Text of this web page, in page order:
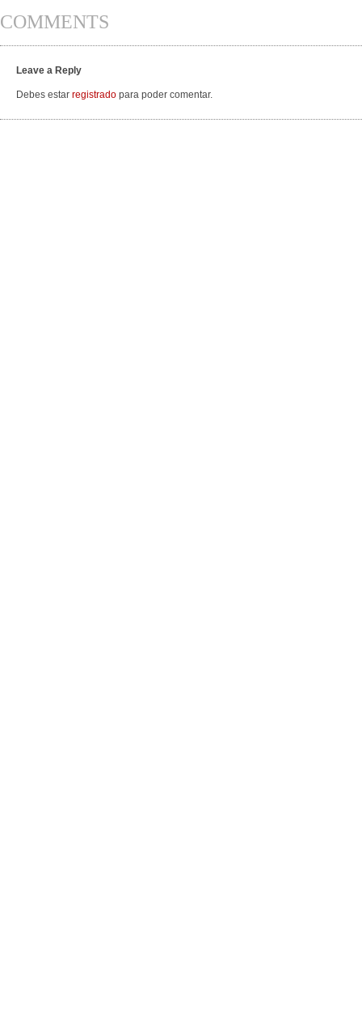
COMMENTS
Leave a Reply
Debes estar registrado para poder comentar.